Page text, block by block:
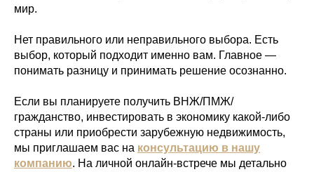
мир.
Нет правильного или неправильного выбора. Есть
выбор, который подходит именно вам. Главное —
понимать разницу и принимать решение осознанно.
Если вы планируете получить ВНЖ/ПМЖ/
гражданство, инвестировать в экономику какой-либо
страны или приобрести зарубежную недвижимость,
мы приглашаем вас на консультацию в нашу
компанию. На личной онлайн-встрече мы детально